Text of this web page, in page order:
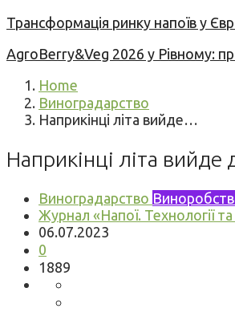
Трансформація ринку напоїв у
AgroBerry&Veg 2026 у Рівному:
Home
Виноградарство
Наприкінці літа вийде…
Наприкінці літа вийде
Виноградарство
Журнал «Напої. Технології та
06.07.2023
0
1889